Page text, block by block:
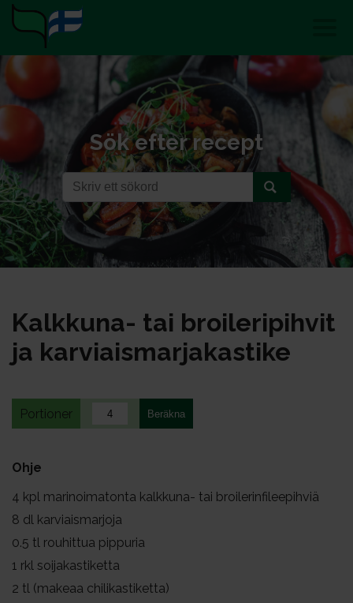
Sök efter recept
Kalk­ku­na- tai broi­le­ri­pih­vit
ja kar­viais­mar­ja­kas­ti­ke
Portioner
Ohje
4 kpl marinoimatonta kalkkuna- tai broilerinfileepihviä
8 dl karviaismarjoja
0.5 tl rouhittua pippuria
1 rkl soijakastiketta
2 tl (makeaa chilikastiketta)